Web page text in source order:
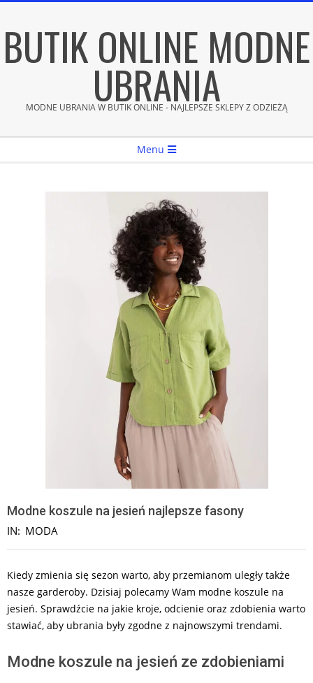
content
BUTIK ONLINE MODNE
UBRANIA
MODNE UBRANIA W BUTIK ONLINE - NAJLEPSZE SKLEPY Z ODZIEŻĄ
Menu
Modne koszule na jesień najlepsze fasony
IN: MODA
Kiedy zmienia się sezon warto, aby przemianom uległy także
nasze garderoby. Dzisiaj polecamy Wam modne koszule na
jesień. Sprawdźcie na jakie kroje, odcienie oraz zdobienia warto
stawiać, aby ubrania były zgodne z najnowszymi trendami.
Modne koszule na jesień ze zdobieniami